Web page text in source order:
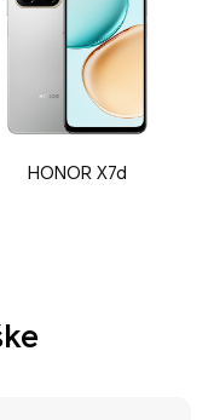
HONOR X7d